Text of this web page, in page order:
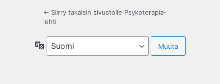
← Siirry takaisin sivustolle Psykoterapia-
lehti
Kieli